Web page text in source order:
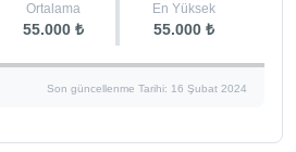
Ortalama
55.000 ₺
En Yüksek
55.000 ₺
Son güncellenme Tarihi: 16 Şubat 2024